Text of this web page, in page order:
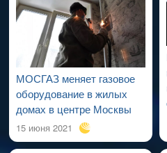
МОСГАЗ меняет газовое
оборудование в жилых
домах в центре Москвы
15 июня 2021